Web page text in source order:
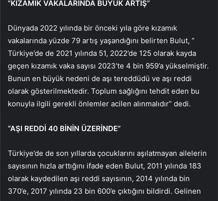
“KIZAMIK VAKALARINDA BÜYÜK ARTIŞ”
Dünyada 2022 yılında bir önceki yıla göre kızamık
vakalarında yüzde 79 artış yaşandığını belirten Bulut, ”
Türkiye’de de 2021 yılında 51, 2022’de 125 olarak kayda
geçen kızamık vaka sayısı 2023’te 4 bin 959’a yükselmiştir.
Bunun en büyük nedeni de aşı tereddüdü ve aşı reddi
olarak gösterilmektedir. Toplum sağlığını tehdit eden bu
konuyla ilgili gerekli önlemler acilen alınmalıdır” dedi.
“AŞI REDDİ 40 BİNİN ÜZERİNDE”
Türkiye’de de son yıllarda çocuklarını aşılatmayan ailelerin
sayısının hızla arttığını ifade eden Bulut, 2011 yılında 183
olarak kaydedilen aşı reddi sayısının, 2014 yılında bin
370’e, 2017 yılında 23 bin 600’e çıktığını bildirdi. Gelinen